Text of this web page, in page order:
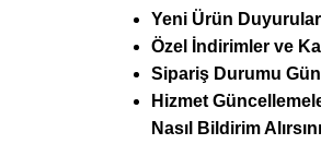
Yeni Ürün
Özel İndirimler ve
Sipariş Durumu
Hizmet
Nasıl Bildirim